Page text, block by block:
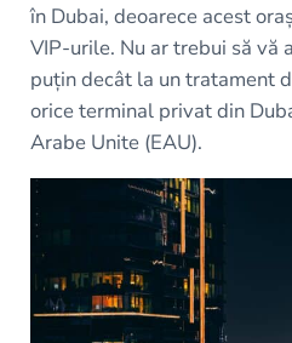
în Dubai, deoarece acest
VIP-urile. Nu ar trebui să vă
puțin decât la un tratament
orice terminal privat din
Arabe Unite (EAU).